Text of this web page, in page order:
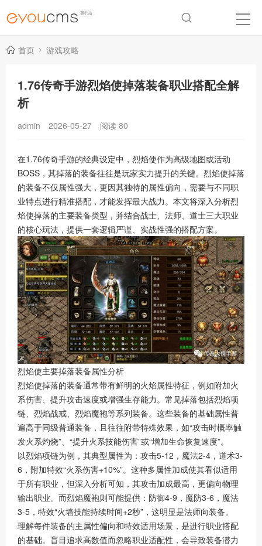
首页 游戏攻略
1.76传奇手游烈焰使掉落装备职业搭配全解
析
admin 2026-05-27 阅读 80
在1.76传奇手游的经典设定中，烈焰使作为高级地图或活动
BOSS，其掉落的装备往往是玩家实力提升的关键。烈焰使掉落
的装备不仅属性强大，更因其独特的属性偏向，需要与不同职
业特点进行精准搭配，才能发挥最大战力。本文将深入分析烈
焰使掉落的主要装备类型，并结合战士、法师、道士三大职业
的核心玩法，提供一套逻辑严谨、实战性强的搭配方案。
烈焰使主要掉落装备属性分析
烈焰使掉落的装备通常带有鲜明的火焰属性特征，例如附加火
系伤害、提升攻击速度或增强生存能力。常见掉落包括烈焰项
链、烈焰战戒、烈焰魔袍等系列装备。这些装备的基础属性普
遍高于同级普通装备，且往往附带特殊效果，如“攻击时概率触
发火系灼烧”、“提升火系技能伤害”或“增加生命恢复速度”。
以烈焰项链为例，其典型属性为：攻击5-12，魔法2-4，道术3-
6，附加特效“火系伤害+10%”。这种多属性加成使其看似适用
于所有职业，但深入分析可知，其攻击加成最高，更偏向物理
输出职业。而烈焰魔袍则可能提供：防御4-9，魔防3-6，魔法
3-5，特效“火墙技能持续时间+2秒”，这明显是法师向装备。
理解每件装备的主属性偏向和特效适用场景，是进行职业搭配
的基础。盲目追求高数值而忽略职业适配性，会导致装备潜力